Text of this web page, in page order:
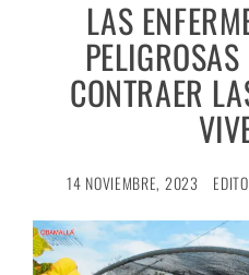
LAS
CONTRAER
14 NOVIEMBRE, 2023